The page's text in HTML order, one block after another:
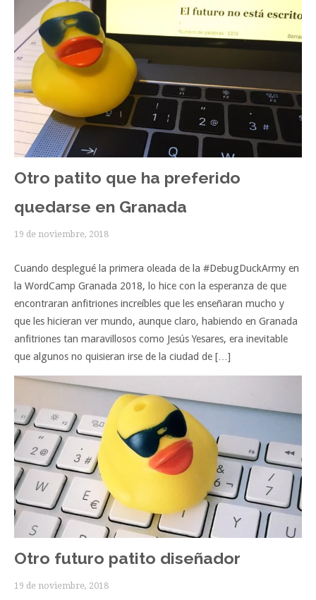
Otro patito que ha preferido
quedarse en Granada
19 de noviembre, 2018
Cuando desplegué la primera oleada de la #DebugDuckArmy en
la WordCamp Granada 2018, lo hice con la esperanza de que
encontraran anfitriones increíbles que les enseñaran mucho y
que les hicieran ver mundo, aunque claro, habiendo en Granada
anfitriones tan maravillosos como Jesús Yesares, era inevitable
que algunos no quisieran irse de la ciudad de […]
Otro futuro patito diseñador
19 de noviembre, 2018